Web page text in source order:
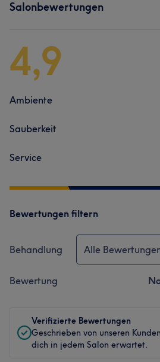
Salonbewertungen
4,9
Ambiente
Sauberkeit
Service
Bewertungen filtern
Behandlung Alle
Bewertung
Verifizierte Bewertungen
Geschrieben von unseren
dich in jedem Salon erwartet.